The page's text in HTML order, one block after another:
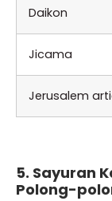
Daikon
Jicama
Jerusalem
5. Sayuran
Polong-